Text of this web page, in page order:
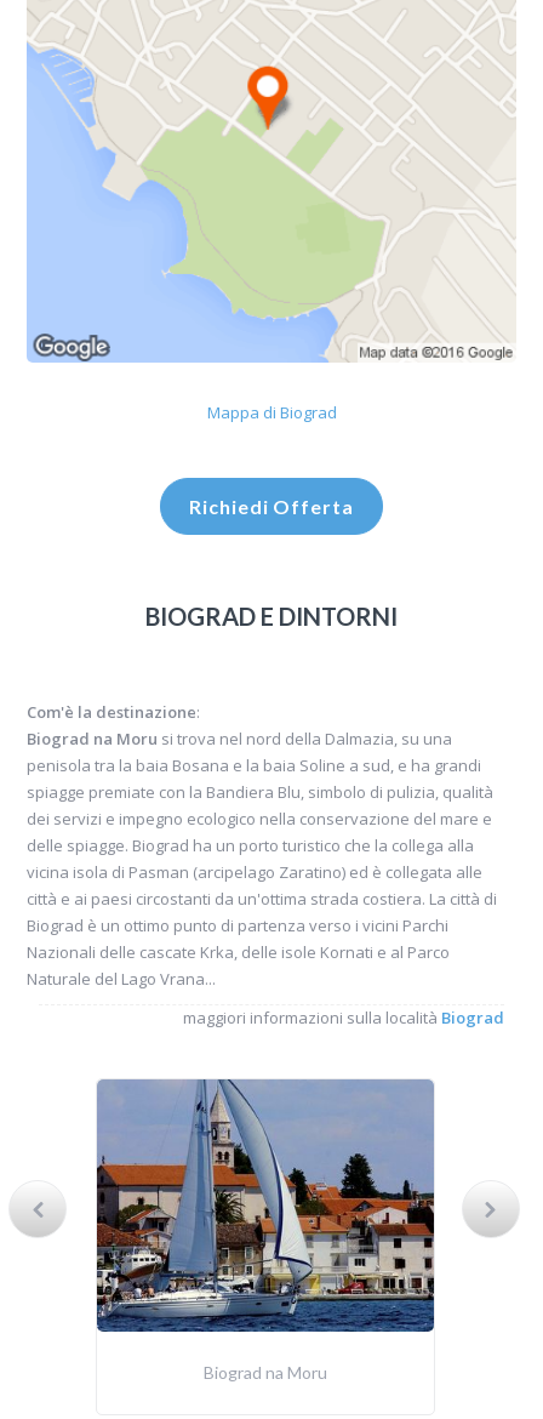
Mappa di Biograd
Richiedi Offerta
BIOGRAD E DINTORNI
Com'è la destinazione:
Biograd na Moru si trova nel nord della Dalmazia, su una
penisola tra la baia Bosana e la baia Soline a sud, e ha grandi
spiagge premiate con la Bandiera Blu, simbolo di pulizia, qualità
dei servizi e impegno ecologico nella conservazione del mare e
delle spiagge. Biograd ha un porto turistico che la collega alla
vicina isola di Pasman (arcipelago Zaratino) ed è collegata alle
città e ai paesi circostanti da un'ottima strada costiera. La città di
Biograd è un ottimo punto di partenza verso i vicini Parchi
Nazionali delle cascate Krka, delle isole Kornati e al Parco
Naturale del Lago Vrana...
maggiori informazioni sulla località Biograd
Biograd na Moru